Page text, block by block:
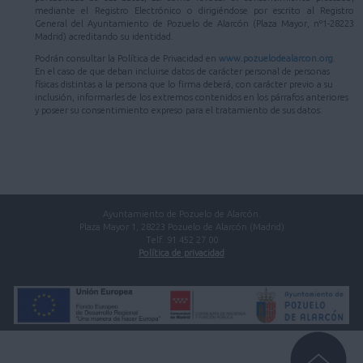
mediante el Registro Electrónico o dirigiéndose por escrito al Registro
General del Ayuntamiento de Pozuelo de Alarcón (Plaza Mayor, nº1-28223
Madrid) acreditando su identidad.
Podrán consultar la Política de Privacidad en www.pozuelodealarcon.org
En el caso de que deban incluirse datos de carácter personal de personas
físicas distintas a la persona que lo firma deberá, con carácter previo a su
inclusión, informarles de los extremos contenidos en los párrafos anteriores
y poseer su consentimiento expreso para el tratamiento de sus datos.
Ayuntamiento de Pozuelo de Alarcón.
Plaza Mayor 1, 28223 Pozuelo de Alarcón (Madrid)
Telf. 91 452 27 00
Política de privacidad